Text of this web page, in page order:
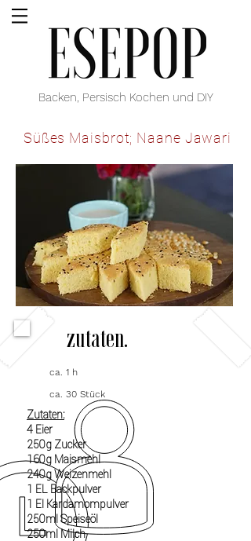
Backen, Persisch Kochen und DIY
Süßes Maisbrot; Naane Jawari
zutaten.
ca. 1 h
ca. 30 Stück
Zutaten:
4 Eier
250g Zucker
160g Maismehl
240g Weizenmehl
1 EL Backpulver
1 El Kardamompulver
250ml Speiseöl
250ml Milch